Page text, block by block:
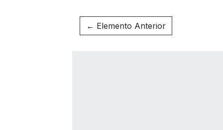
← Elemento Anterior